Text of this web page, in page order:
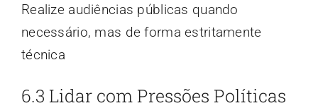
Realize audiências públicas quando
necessário, mas de forma estritamente
técnica
6.3 Lidar com Pressões Políticas